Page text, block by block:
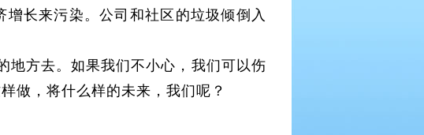
长来污染。公司和社区的垃圾倾倒入
地方去。如果我们不小心，我们可以伤
做，将什么样的未来，我们呢？